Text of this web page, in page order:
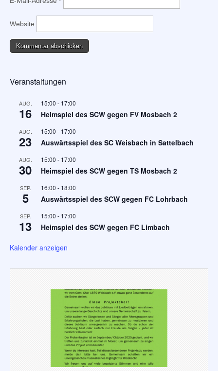
Website
Veranstaltungen
AUG.
16
15:00 - 17:00
Heimspiel des SCW gegen FV Mosbach 2
AUG.
23
15:00 - 17:00
Auswärtsspiel des SC Weisbach in Sattelbach
AUG.
30
15:00 - 17:00
Heimspiel des SCW gegen TS Mosbach 2
SEP.
5
16:00 - 18:00
Auswärtsspiel des SCW gegen FC Lohrbach
SEP.
13
15:00 - 17:00
Heimspiel des SCW gegen FC Limbach
Kalender anzeigen